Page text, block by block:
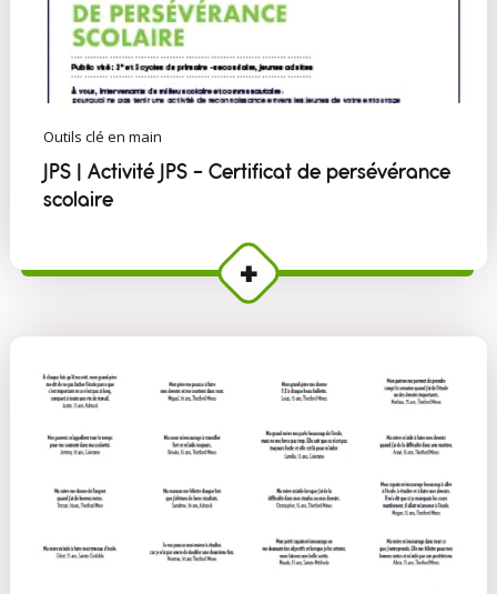
Outils clé en main
JPS | Activité JPS - Certificat de persévérance
scolaire